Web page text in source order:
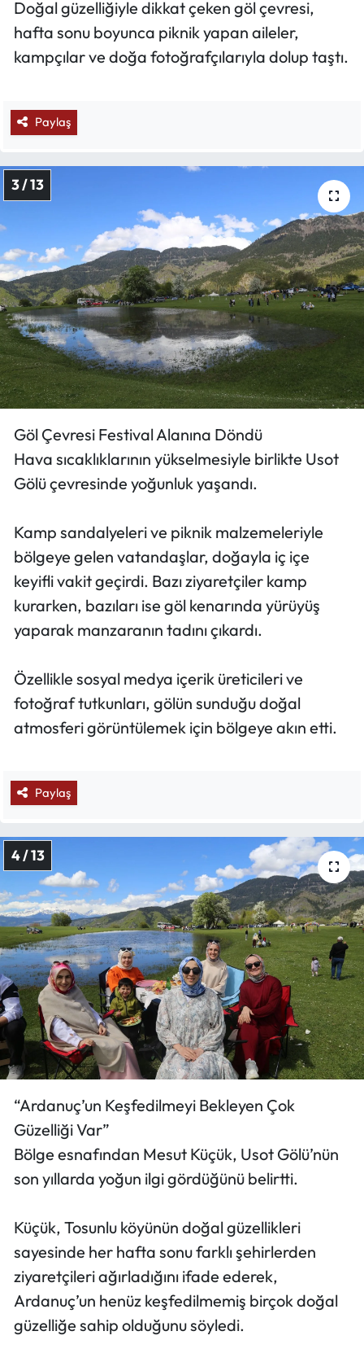
Doğal güzelliğiyle dikkat çeken göl çevresi,
hafta sonu boyunca piknik yapan aileler,
kampçılar ve doğa fotoğrafçılarıyla dolup taştı.
Paylaş
3 / 13
Göl Çevresi Festival Alanına Döndü
Hava sıcaklıklarının yükselmesiyle birlikte Usot
Gölü çevresinde yoğunluk yaşandı.
Kamp sandalyeleri ve piknik malzemeleriyle
bölgeye gelen vatandaşlar, doğayla iç içe
keyifli vakit geçirdi. Bazı ziyaretçiler kamp
kurarken, bazıları ise göl kenarında yürüyüş
yaparak manzaranın tadını çıkardı.
Özellikle sosyal medya içerik üreticileri ve
fotoğraf tutkunları, gölün sunduğu doğal
atmosferi görüntülemek için bölgeye akın etti.
Paylaş
4 / 13
“Ardanuç’un Keşfedilmeyi Bekleyen Çok
Güzelliği Var”
Bölge esnafından Mesut Küçük, Usot Gölü’nün
son yıllarda yoğun ilgi gördüğünü belirtti.
Küçük, Tosunlu köyünün doğal güzellikleri
sayesinde her hafta sonu farklı şehirlerden
ziyaretçileri ağırladığını ifade ederek,
Ardanuç’un henüz keşfedilmemiş birçok doğal
güzelliğe sahip olduğunu söyledi.